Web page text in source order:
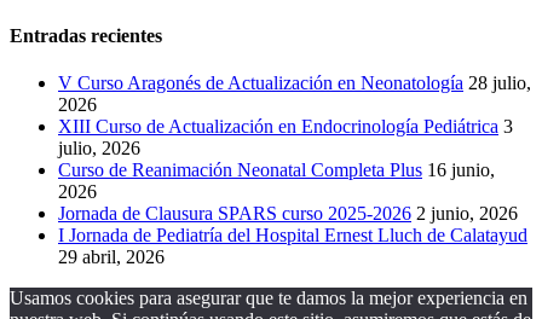
Entradas recientes
V Curso Aragonés de Actualización en Neonatología 28 julio,
2026
XIII Curso de Actualización en Endocrinología Pediátrica 3
julio, 2026
Curso de Reanimación Neonatal Completa Plus 16 junio,
2026
Jornada de Clausura SPARS curso 2025-2026 2 junio, 2026
I Jornada de Pediatría del Hospital Ernest Lluch de Calatayud
29 abril, 2026
Usamos cookies para asegurar que te damos la mejor experiencia en